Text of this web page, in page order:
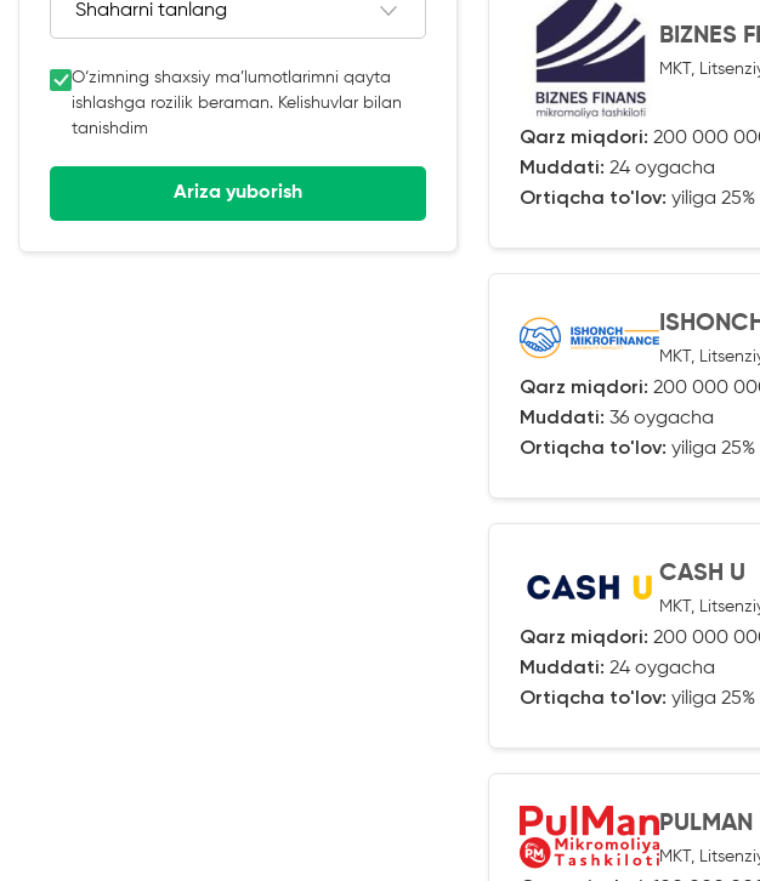
O‘zimning shaxsiy ma’lumotlarimni qayta
ishlashga rozilik beraman. Kelishuvlar bilan
tanishdim
Ariza yuborish
BIZNES
MKT,
Qarz miqdori: 200 000
Muddati: 24 oygacha
Ortiqcha to'lov: yiliga
MKT,
Qarz miqdori: 200 000
Muddati: 36 oygacha
Ortiqcha to'lov: yiliga
CASH U
MKT,
Qarz miqdori: 200 000
Muddati: 24 oygacha
Ortiqcha to'lov: yiliga
PULMAN
MKT,